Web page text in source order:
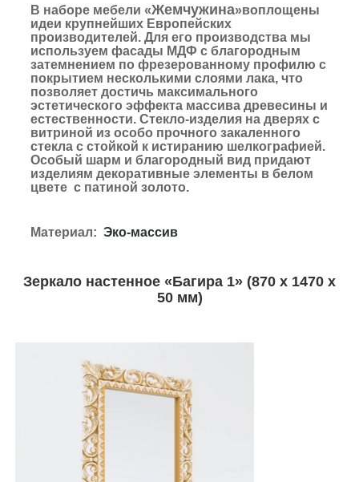
В наборе мебели «Жемчужина»воплощены
идеи крупнейших Европейских
производителей. Для его производства мы
используем фасады МДФ с благородным
затемнением по фрезерованному профилю с
покрытием несколькими слоями лака, что
позволяет достичь максимального
эстетического эффекта массива древесины и
естественности. Стекло-изделия на дверях с
витриной из особо прочного закаленного
стекла с стойкой к истиранию шелкографией.
Особый шарм и благородный вид придают
изделиям декоративные элементы в белом
цвете с патиной золото.
Материал: Эко-массив
Зеркало настенное «Багира 1» (870 х 1470 х
50 мм)